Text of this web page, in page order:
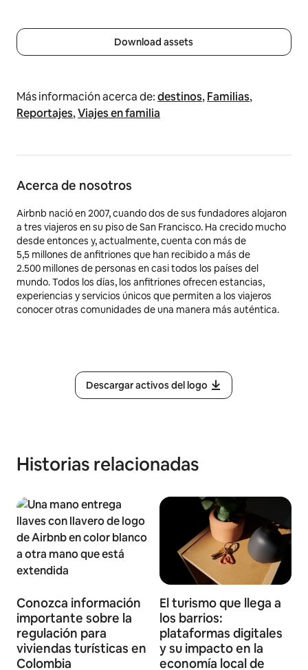
Download assets
Más información acerca de:destinos,Familias,
Reportajes,Viajes en familia
Acerca de nosotros
Airbnb nació en 2007, cuando dos de sus fundadores alojaron
a tres viajeros en su piso de San Francisco. Ha crecido mucho
desde entonces y, actualmente, cuenta con más de
5,5 millones de anfitriones que han recibido a más de
2.500 millones de personas en casi todos los países del
mundo. Todos los días, los anfitriones ofrecen estancias,
experiencias y servicios únicos que permiten a los viajeros
conocer otras comunidades de una manera más auténtica.
Descargar activos del logo
Historias relacionadas
Conozca información
importante sobre la
regulación para
viviendas turísticas en
Colombia
El turismo que llega a
los barrios:
plataformas digitales
y su impacto en la
economía local de